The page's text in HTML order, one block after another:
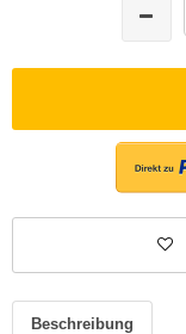
Beschreibung